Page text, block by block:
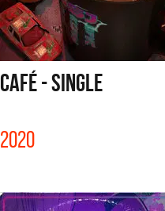
CAFÉ - SINGLE
2020